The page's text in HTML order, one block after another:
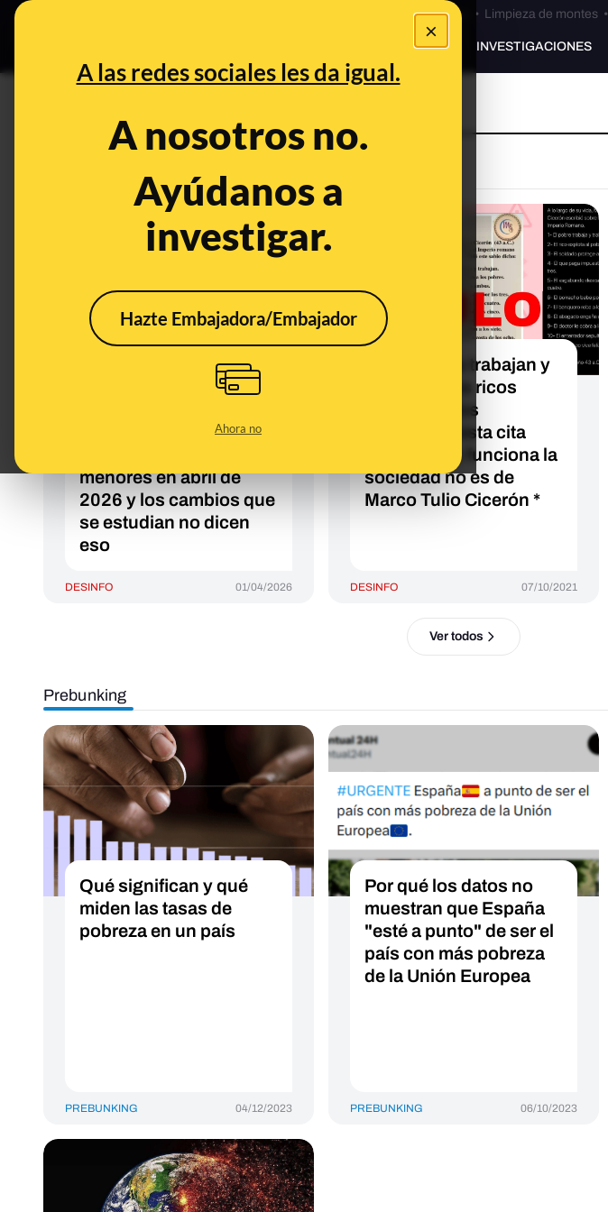
×
A las redes sociales les da igual.
A nosotros no.
Ayúdanos a
investigar.
Hazte Embajadora/Embajador
Ahora no
Bulos Ceuta • Limpieza de montes•
PREBUNKING INVESTIGACIONES
contenidos sobre que
eutanasia a bebés
menores en abril de
2026 y los cambios que
se estudian no dicen
eso
DESINFO 01/04/2026
"Los pobres trabajan y
trabajan. Los ricos
explotan a los
pobres...": esta cita
sobre cómo funciona la
sociedad no es de
Marco Tulio Cicerón *
DESINFO 07/10/2021
Ver todos
Prebunking
Qué significan y qué
miden las tasas de
pobreza en un país
PREBUNKING 04/12/2023
Por qué los datos no
muestran que España
"esté a punto" de ser el
país con más pobreza
de la Unión Europea
PREBUNKING 06/10/2023